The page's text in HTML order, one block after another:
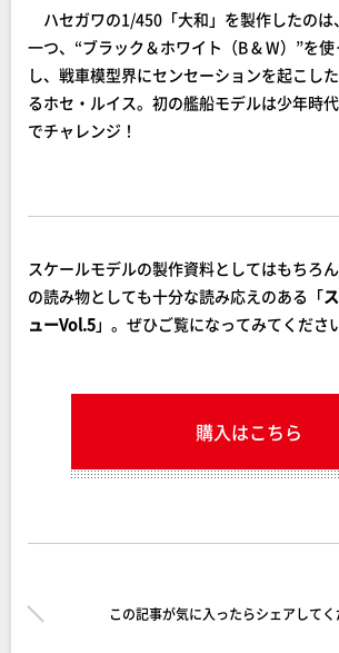
ハセガワの1/450「大和」を製作したのは
一つ、“ブラック＆ホワイト（B & W）”を
し、戦車模型界にセンセーションを起こし
るホセ・ルイス。初の艦船モデルは少年時
でチャレンジ！
スケールモデルの製作資料としてはもちろ
の読み物としても十分な読み応えのある「
ューVol.5」。ぜひご覧になってみてくださ
購入はこちら
この記事が気に入ったらシェアしてく